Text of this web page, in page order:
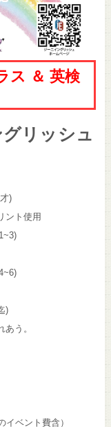
ス ＆ 英検
リッシュ
)
ント使用
)
う。
イベント費含）